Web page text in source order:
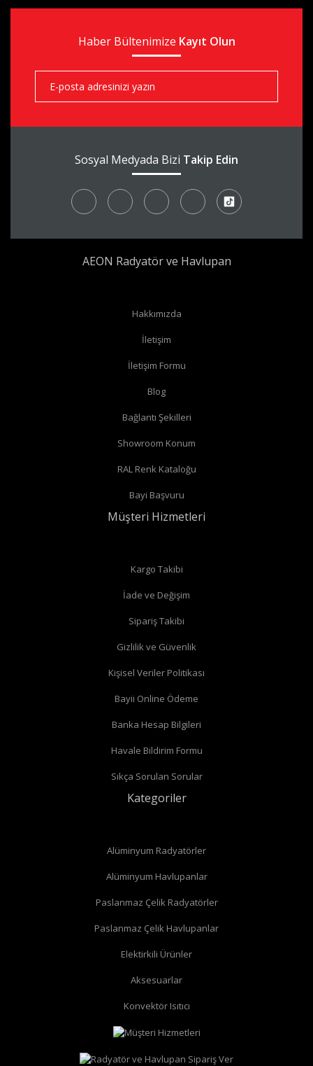
Haber Bültenimize Kayıt Olun
Sosyal Medyada Bizi Takip Edin
AEON Radyatör ve Havlupan
Hakkımızda
İletişim
İletişim Formu
Blog
Bağlantı Şekilleri
Showroom Konum
RAL Renk Kataloğu
Bayi Başvuru
Müşteri Hizmetleri
Kargo Takibi
İade ve Değişim
Sipariş Takibi
Gizlilik ve Güvenlik
Kişisel Veriler Politikası
Bayii Online Ödeme
Banka Hesap Bilgileri
Havale Bildirim Formu
Sıkça Sorulan Sorular
Kategoriler
Alüminyum Radyatörler
Alüminyum Havlupanlar
Paslanmaz Çelik Radyatörler
Paslanmaz Çelik Havlupanlar
Elektirkili Ürünler
Aksesuarlar
Konvektör Isıtıcı